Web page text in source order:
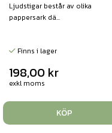
Ljudstigar består av olika
pappersark dä...
Finns i lager
198,00 kr
exkl moms
KÖP